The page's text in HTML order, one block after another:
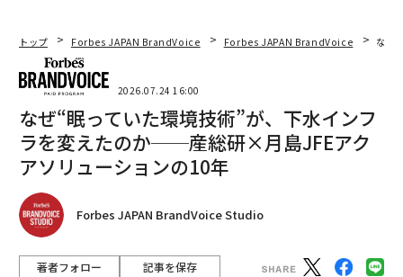
トップ Forbes JAPAN BrandVoice Forbes JAPAN BrandVoice なぜ
2026.07.24 16:00
なぜ“眠っていた環境技術”が、下水インフ
ラを変えたのか──産総研×月島JFEアク
アソリューションの10年
Forbes JAPAN BrandVoice Studio
著者フォロー 記事を保存